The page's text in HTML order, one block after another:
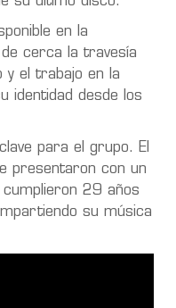
en la
cerca la travesía
y el trabajo en la
identidad desde los
para el grupo. El
presentaron con un
29 años
su música